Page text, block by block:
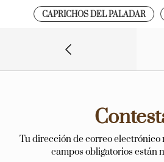
CAPRICHOS DEL PALADAR
Tu dirección de correo electrónico
campos obligatorios están